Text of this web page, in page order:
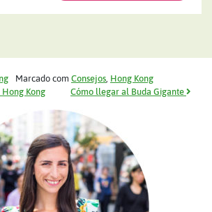
Marcado com Consejos Hong Kong
de post
Kong Cómo llegar al Buda Gigante